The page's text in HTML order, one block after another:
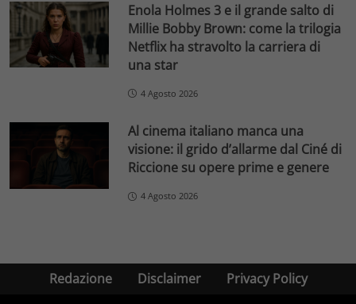
Enola Holmes 3 e il grande salto di
Millie Bobby Brown: come la trilogia
Netflix ha stravolto la carriera di
una star
4 Agosto 2026
Al cinema italiano manca una
visione: il grido d’allarme dal Ciné di
Riccione su opere prime e genere
4 Agosto 2026
Redazione Disclaimer Privacy Policy